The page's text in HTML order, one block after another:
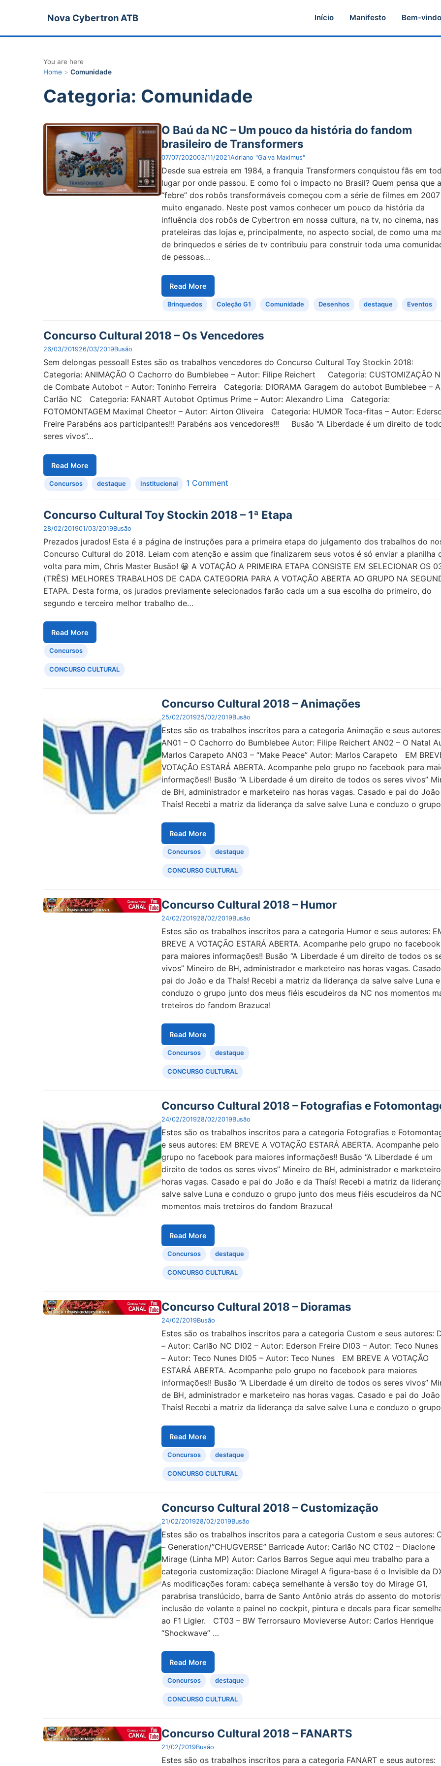
Nova Cybertron ATB Início Manifesto Bem-vindo
You are here
Home > Comunidade
Categoria: Comunidade
O Baú da NC – Um pouco da história do fandom
brasileiro de Transformers
07/07/202003/11/2021Adriano "Galva Maximus"
Desde sua estreia em 1984, a franquia Transformers conquistou fãs em
lugar por onde passou. E como foi o impacto no Brasil? Quem pensa que a
“febre” dos robôs transformáveis começou com a série de filmes em
muito enganado. Neste post vamos conhecer um pouco da história da
influência dos robôs de Cybertron em nossa cultura, na tv, no cinema, nas
prateleiras das lojas e, principalmente, no aspecto social, de como uma
de brinquedos e séries de tv contribuiu para construir toda uma
de pessoas…
Read More
Brinquedos Coleção G1 Comunidade Desenhos destaque Eventos
Concurso Cultural 2018 – Os Vencedores
26/03/201926/03/2019Busão
Sem delongas pessoal! Estes são os trabalhos vencedores do Concurso Cultural Toy Stockin 2018:
Categoria: ANIMAÇÃO O Cachorro do Bumblebee – Autor: Filipe Reichert Categoria: CUSTOMIZAÇÃO
de Combate Autobot – Autor: Toninho Ferreira Categoria: DIORAMA Garagem do autobot Bumblebee –
Carlão NC Categoria: FANART Autobot Optimus Prime – Autor: Alexandro Lima Categoria:
FOTOMONTAGEM Maximal Cheetor – Autor: Airton Oliveira Categoria: HUMOR Toca-fitas – Autor:
Freire Parabéns aos participantes!!! Parabéns aos vencedores!!! Busão “A Liberdade é um direito de
seres vivos”…
Read More
Concursos destaque Institucional 1 Comment
Concurso Cultural Toy Stockin 2018 – 1ª Etapa
28/02/201901/03/2019Busão
Prezados jurados! Esta é a página de instruções para a primeira etapa do julgamento dos trabalhos do
Concurso Cultural do 2018. Leiam com atenção e assim que finalizarem seus votos é só enviar a planilha
volta para mim, Chris Master Busão! 😀 A VOTAÇÃO A PRIMEIRA ETAPA CONSISTE EM SELECIONAR OS
(TRÊS) MELHORES TRABALHOS DE CADA CATEGORIA PARA A VOTAÇÃO ABERTA AO GRUPO NA
ETAPA. Desta forma, os jurados previamente selecionados farão cada um a sua escolha do primeiro, do
segundo e terceiro melhor trabalho de…
Read More
Concursos
CONCURSO CULTURAL
Concurso Cultural 2018 – Animações
25/02/201925/02/2019Busão
Estes são os trabalhos inscritos para a categoria Animação e seus autores:
AN01 – O Cachorro do Bumblebee Autor: Filipe Reichert AN02 – O Natal
Marlos Carapeto AN03 – “Make Peace” Autor: Marlos Carapeto EM
VOTAÇÃO ESTARÁ ABERTA. Acompanhe pelo grupo no facebook para
informações!! Busão “A Liberdade é um direito de todos os seres vivos”
de BH, administrador e marketeiro nas horas vagas. Casado e pai do
Thaís! Recebi a matriz da liderança da salve salve Luna e conduzo o
Read More
Concursos destaque
CONCURSO CULTURAL
Concurso Cultural 2018 – Humor
24/02/201928/02/2019Busão
Estes são os trabalhos inscritos para a categoria Humor e seus autores:
BREVE A VOTAÇÃO ESTARÁ ABERTA. Acompanhe pelo grupo no facebook
para maiores informações!! Busão “A Liberdade é um direito de todos os
vivos” Mineiro de BH, administrador e marketeiro nas horas vagas.
pai do João e da Thaís! Recebi a matriz da liderança da salve salve Luna e
conduzo o grupo junto dos meus fiéis escudeiros da NC nos momentos
treteiros do fandom Brazuca!
Read More
Concursos destaque
CONCURSO CULTURAL
Concurso Cultural 2018 – Fotografias e
24/02/201928/02/2019Busão
Estes são os trabalhos inscritos para a categoria Fotografias e
e seus autores: EM BREVE A VOTAÇÃO ESTARÁ ABERTA. Acompanhe pelo
grupo no facebook para maiores informações!! Busão “A Liberdade é um
direito de todos os seres vivos” Mineiro de BH, administrador e
horas vagas. Casado e pai do João e da Thaís! Recebi a matriz da
salve salve Luna e conduzo o grupo junto dos meus fiéis escudeiros da
momentos mais treteiros do fandom Brazuca!
Read More
Concursos destaque
CONCURSO CULTURAL
Concurso Cultural 2018 – Dioramas
24/02/2019Busão
Estes são os trabalhos inscritos para a categoria Custom e seus autores:
– Autor: Carlão NC DI02 – Autor: Ederson Freire DI03 – Autor: Teco Nunes
– Autor: Teco Nunes DI05 – Autor: Teco Nunes EM BREVE A VOTAÇÃO
ESTARÁ ABERTA. Acompanhe pelo grupo no facebook para maiores
informações!! Busão “A Liberdade é um direito de todos os seres vivos”
de BH, administrador e marketeiro nas horas vagas. Casado e pai do
Thaís! Recebi a matriz da liderança da salve salve Luna e conduzo o
Read More
Concursos destaque
CONCURSO CULTURAL
Concurso Cultural 2018 – Customização
21/02/201928/02/2019Busão
Estes são os trabalhos inscritos para a categoria Custom e seus autores:
– Generation/”CHUGVERSE” Barricade Autor: Carlão NC CT02 – Diaclone
Mirage (Linha MP) Autor: Carlos Barros Segue aqui meu trabalho para a
categoria customização: Diaclone Mirage! A figura-base é o Invisible da
As modificações foram: cabeça semelhante à versão toy do Mirage G1,
parabrisa translúcido, barra de Santo Antônio atrás do assento do
inclusão de volante e painel no cockpit, pintura e decals para ficar
ao F1 Ligier. CT03 – BW Terrorsauro Movieverse Autor: Carlos Henrique
“Shockwave” …
Read More
Concursos destaque
CONCURSO CULTURAL
Concurso Cultural 2018 – FANARTS
21/02/2019Busão
Estes são os trabalhos inscritos para a categoria FANART e seus